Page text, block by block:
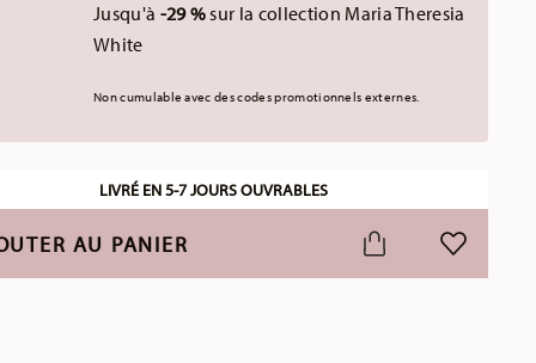
Jusqu'à -29 %sur la collection Maria Theresia
White
Non cumulable avec des codes promotionnels externes.
LIVRÉ EN 5-7 JOURS OUVRABLES
AU PANIER LISTE DE